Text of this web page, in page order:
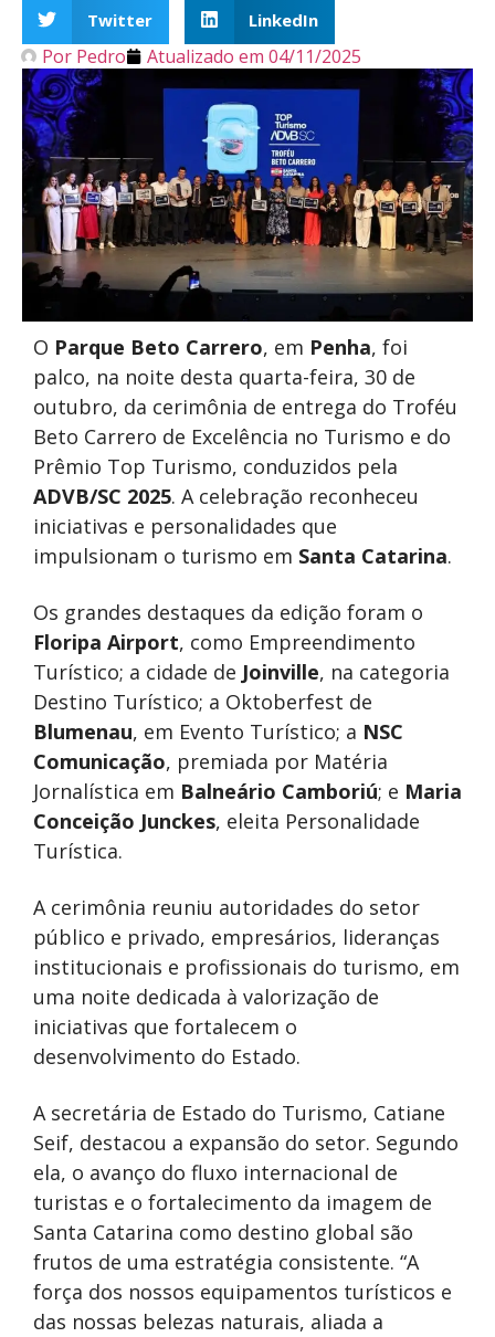
Twitter LinkedIn
Por Pedro Atualizado em 04/11/2025
O Parque Beto Carrero, em Penha, foi
palco, na noite desta quarta-feira, 30 de
outubro, da cerimônia de entrega do Troféu
Beto Carrero de Excelência no Turismo e do
Prêmio Top Turismo, conduzidos pela
ADVB/SC 2025. A celebração reconheceu
iniciativas e personalidades que
impulsionam o turismo em Santa Catarina.
Os grandes destaques da edição foram o
Floripa Airport, como Empreendimento
Turístico; a cidade de Joinville, na categoria
Destino Turístico; a Oktoberfest de
Blumenau, em Evento Turístico; a NSC
Comunicação, premiada por Matéria
Jornalística em Balneário Camboriú; e Maria
Conceição Junckes, eleita Personalidade
Turística.
A cerimônia reuniu autoridades do setor
público e privado, empresários, lideranças
institucionais e profissionais do turismo, em
uma noite dedicada à valorização de
iniciativas que fortalecem o
desenvolvimento do Estado.
A secretária de Estado do Turismo, Catiane
Seif, destacou a expansão do setor. Segundo
ela, o avanço do fluxo internacional de
turistas e o fortalecimento da imagem de
Santa Catarina como destino global são
frutos de uma estratégia consistente. “A
força dos nossos equipamentos turísticos e
das nossas belezas naturais, aliada a